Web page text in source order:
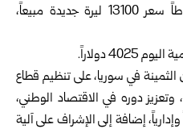
وسجل غرام الذهب عيار 18 قيراطاً سعر 13100 ليرة ‏جديدة مبيعاً،
دولاراً.
الثمينة في سوريا، على ‏تنظيم قطاع
‏دوره في ‏الاقتصاد الوطني،
‏إضافة إلى الإشراف على آلية